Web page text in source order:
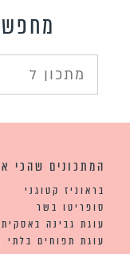
המתכונים שהכי
בראוניז קטוגני
סופריטו בשר
עוגת גבינה באסקית
עוגת תפוחים בלתי